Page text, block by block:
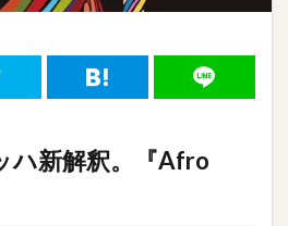
ハ新解釈。『Afro